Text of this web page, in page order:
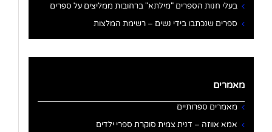
בעלי חנות הספרים "מילתא" ברחובות ממליצים על ספרים
ספרים שנכתבו בידי נשים – רשימת המלצות
מאמרים
מאמרים ספרותיים
אמא אווזה – דנית צמית סוקרת ספרי ילדים